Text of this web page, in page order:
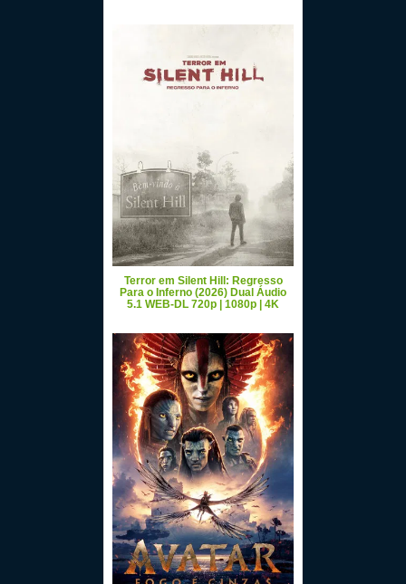
Terror em Silent Hill: Regresso
Para o Inferno (2026) Dual Áudio
5.1 WEB-DL 720p | 1080p | 4K